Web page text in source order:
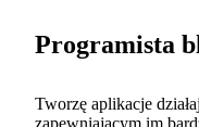
Programista
Tworzę aplikacje